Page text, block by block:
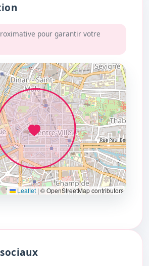
pour garantir votre
Leaflet | © OpenStreetMap contributors